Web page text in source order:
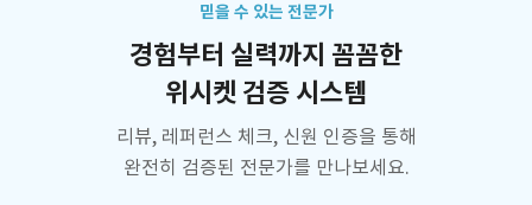
믿을 수 있는 전문가
경험부터 실력까지 꼼꼼한
위시켓 검증 시스템
리뷰, 레퍼런스 체크, 신원 인증을 통해
완전히 검증된 전문가를 만나보세요.